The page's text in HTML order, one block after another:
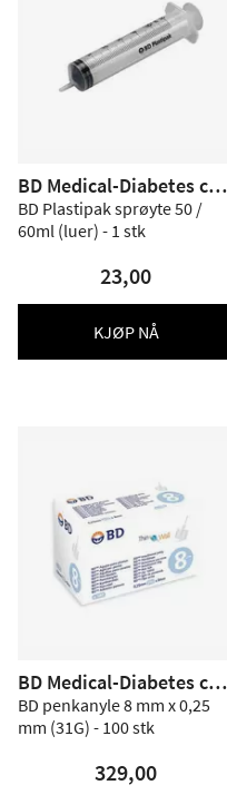
BD Medical-Diabetes car
e
BD Plastipak sprøyte 50 /
60ml (luer) - 1 stk
23,00
KJØP NÅ
BD Medical-Diabetes car
e
BD penkanyle 8 mm x 0,25
mm (31G) - 100 stk
329,00